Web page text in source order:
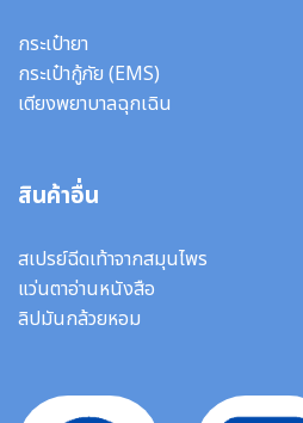
กระเป๋ายา
กระเป๋ากู้ภัย (EMS)
เตียงพยาบาลฉุกเฉิน
สินค้าอื่น
สเปรย์ฉีดเท้าจากสมุนไพร
แว่นตาอ่านหนังสือ
ลิปมันกล้วยหอม